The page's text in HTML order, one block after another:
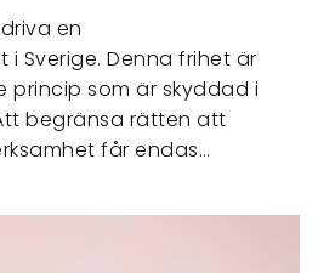
en
i Sverige. Denna frihet är
princip som är skyddad i
begränsa rätten att
får endas…